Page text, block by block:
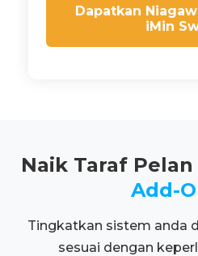
Dapatkan
iMin
Naik Taraf
Add-
Tingkatkan sistem anda
sesuai dengan